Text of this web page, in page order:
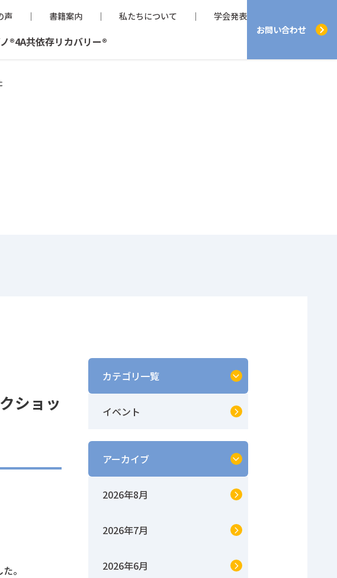
声 書籍案内 私たちについて 学会発表
®4A共依存リカバリー®
お問い合わせ
ショッ
。
カテゴリ一覧
イベント
アーカイブ
2026年8月
2026年7月
2026年6月